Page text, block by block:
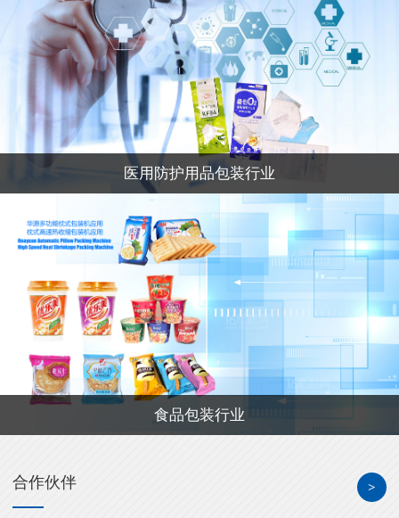
医用防护用品包装行业
食品包装行业
合作伙伴 >